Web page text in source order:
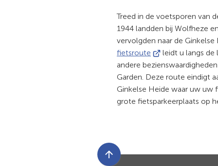
Treed in de voetsporen van
1944 landden bij Wolfheze
vervolgden naar de
fietsroute (Verwijst
naar
een
externe
website)
leidt u langs de
andere
Garden. Deze route eindigt
Ginkelse Heide waar uw uw
grote fietsparkeerplaats op
Scroll